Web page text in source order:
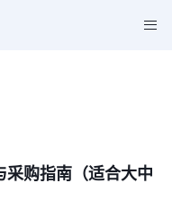
购指南（适合大中